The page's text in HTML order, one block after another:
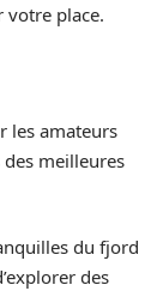
votre place.
les amateurs
des meilleures
du fjord
des